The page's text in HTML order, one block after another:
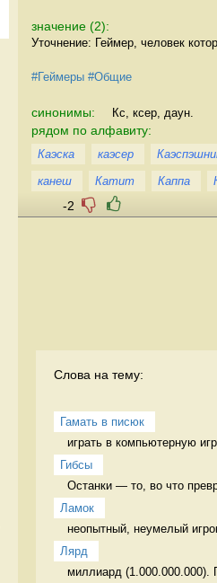
значение (2):
Уточнение: Геймер, человек
#Геймеры #Общие
синонимы: Кс, ксер, даун.
рядом по алфавиту:
Каэска каэсер
канеш
Катит Каппа
-2
Слова на тему:
Гамать в писюк
играть в компьютерную
Гибсы
Останки — то, во что
Ламок
неопытный, неумелый
Лярд
миллиард (1.000.000.000).